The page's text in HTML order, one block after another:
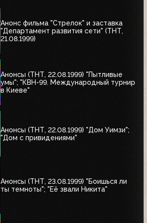
Анонс фильма "Стрелок" и заставка
"Департамент развития сети" (ТНТ,
21.08.1999)
Анонсы (ТНТ, 22.08.1999) "Пытливые
умы"; "КВН-99. Международный турнир
в Киеве"
Анонсы (ТНТ, 22.08.1999) "Дом Уимзи";
"Дом с привидениями"
Анонсы (ТНТ, 23.08.1999) "Боишься ли
ты темноты"; "Её звали Никита"